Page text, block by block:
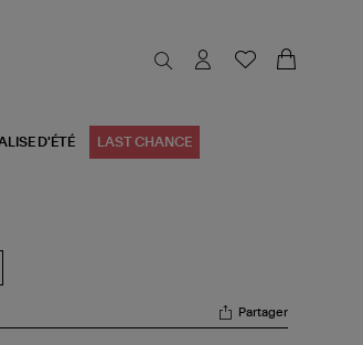
D'ÉTÉ LAST CHANCE
Partager